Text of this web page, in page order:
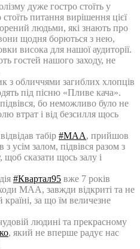
дуже гостро стоїть у
питання вирішення цієї
людьми, які знають про
щодня борються з нею,
висока для нашої аудиторії.
гостей нашого заходу, не
з обличчями загиблих хлопців
під пісню «Пливе кача».
бо неможливо було не
втрат і від безсилля щось
табір #МАА, прийшов
усім залом, підвівся разом з
щоб сказати щось залу і
#Квартал95 вже 7 років
МАА, завжди відкриті та не
за що їм величезне
людині та прекрасному
, який не вперше радує нас